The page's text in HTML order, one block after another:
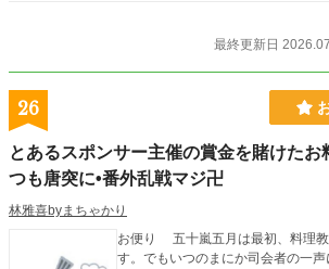
奪」といった、現代日本の『行政手続き』という最強
そして合法的に社会から抹殺していく！ 「君たちの冒険は素晴らしい。だが、
たい筋肉公務員による、コンプライアンスで無双する
メディ、開幕！
最終更新日
26
とあるスポンサー主催の賞金を賭けたお
つも唐突に•番外乱戦マジ卍
林雅喜byまちゃかり
お便り 五十嵐五月は最初、料理教室に来たと思ったんで
す。でもいつのまにか司会者の一